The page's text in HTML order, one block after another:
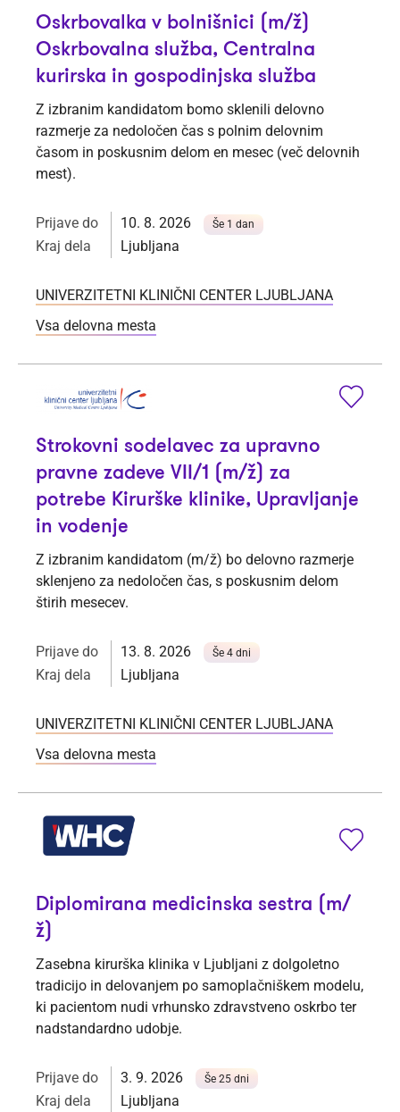
Oskrbovalka v bolnišnici (m/ž)
Oskrbovalna služba, Centralna
kurirska in gospodinjska služba
Z izbranim kandidatom bomo sklenili delovno
razmerje za nedoločen čas s polnim delovnim
časom in poskusnim delom en mesec (več delovnih
mest).
Prijave do 10. 8. 2026 Še 1 dan
Kraj dela Ljubljana
UNIVERZITETNI KLINIČNI CENTER LJUBLJANA
Vsa delovna mesta
Strokovni sodelavec za upravno
pravne zadeve VII/1 (m/ž) za
potrebe Kirurške klinike, Upravljanje
in vodenje
Z izbranim kandidatom (m/ž) bo delovno razmerje
sklenjeno za nedoločen čas, s poskusnim delom
štirih mesecev.
Prijave do 13. 8. 2026 Še 4 dni
Kraj dela Ljubljana
UNIVERZITETNI KLINIČNI CENTER LJUBLJANA
Vsa delovna mesta
Diplomirana medicinska sestra (m/
ž)
Zasebna kirurška klinika v Ljubljani z dolgoletno
tradicijo in delovanjem po samoplačniškem modelu,
ki pacientom nudi vrhunsko zdravstveno oskrbo ter
nadstandardno udobje.
Prijave do 3. 9. 2026 Še 25 dni
Kraj dela Ljubljana